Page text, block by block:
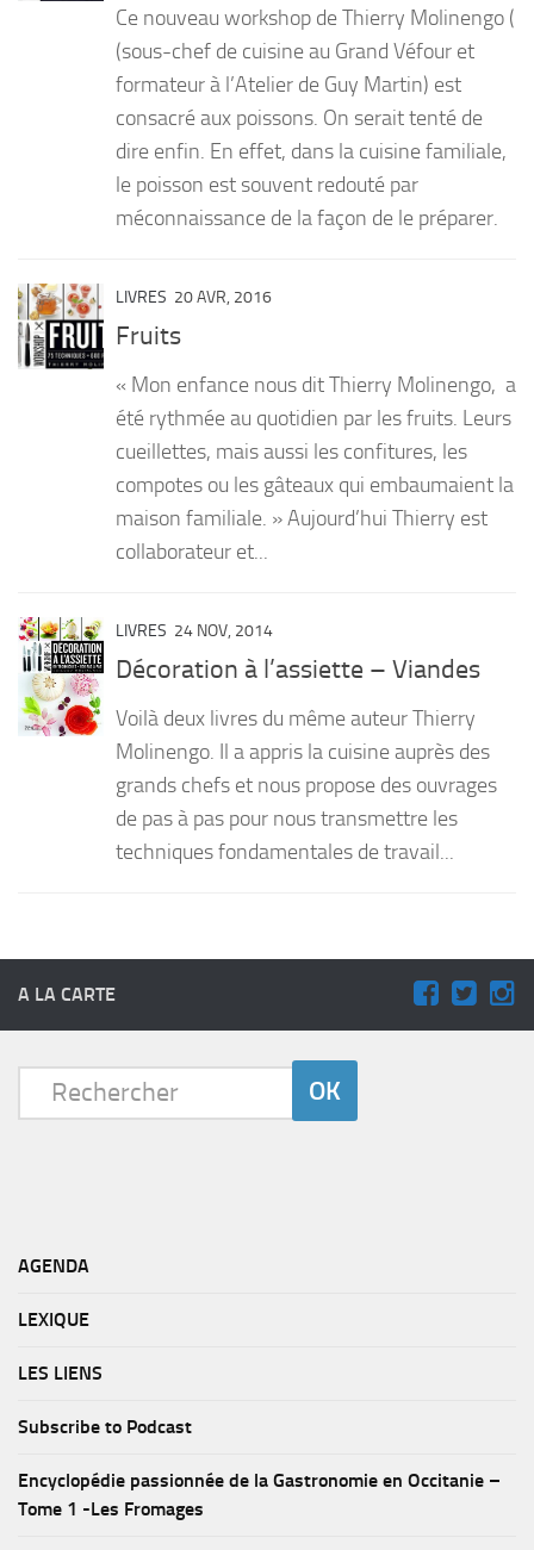
Ce nouveau workshop de Thierry Molinengo (
(sous-chef de cuisine au Grand Véfour et
formateur à l’Atelier de Guy Martin) est
consacré aux poissons. On serait tenté de
dire enfin. En effet, dans la cuisine familiale,
le poisson est souvent redouté par
méconnaissance de la façon de le préparer.
LIVRES 20 AVR, 2016
Fruits
« Mon enfance nous dit Thierry Molinengo, a
été rythmée au quotidien par les fruits. Leurs
cueillettes, mais aussi les confitures, les
compotes ou les gâteaux qui embaumaient la
maison familiale. » Aujourd’hui Thierry est
collaborateur et...
LIVRES 24 NOV, 2014
Décoration à l’assiette – Viandes
Voilà deux livres du même auteur Thierry
Molinengo. Il a appris la cuisine auprès des
grands chefs et nous propose des ouvrages
de pas à pas pour nous transmettre les
techniques fondamentales de travail...
A LA CARTE
AGENDA
LEXIQUE
LES LIENS
Subscribe to Podcast
Encyclopédie passionnée de la Gastronomie en Occitanie –
Tome 1 -Les Fromages